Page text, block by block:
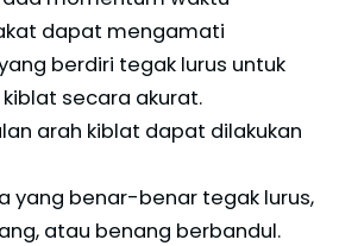
dapat mengamati
berdiri tegak lurus untuk
secara akurat.
arah kiblat dapat dilakukan
yang benar-benar tegak lurus,
atau benang berbandul.